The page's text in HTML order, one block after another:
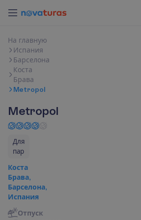
На главную
Испания
Барселона
Коста
Брава
Metropol
Metropol
Для
пар
Коста
Брава,
Барселона,
Испания
Отпуск